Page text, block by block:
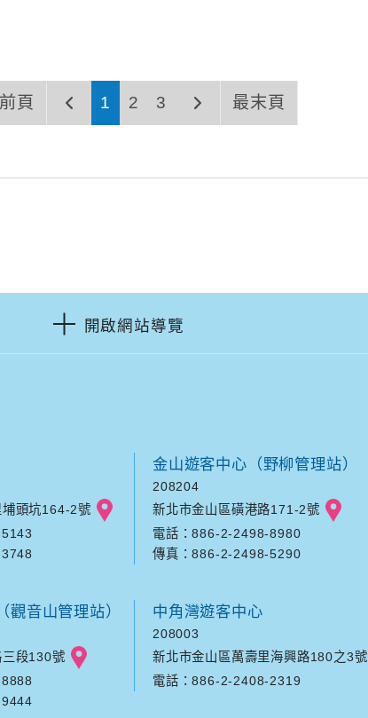
頁 1 2 3 最末頁
開啟網站導覽
頭坑164-2號
金山遊客中心（野柳管理站）
208204
新北市金山區磺港路171-2號
電話：886-2-2498-8980
傳真：886-2-2498-5290
觀音山管理站）
段130號
中角灣遊客中心
208003
新北市金山區萬壽里海興路180之3號
電話：886-2-2408-2319